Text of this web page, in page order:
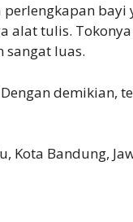
bayi
alat tulis.
luas.
demikian,
Kota Bandung,